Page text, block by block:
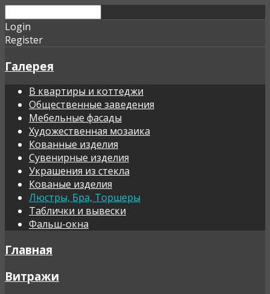
Login
Register
Галерея
В квартиры и коттеджи
Общественные заведения
Мебельные фасады
Художественная мозаика
Кованные изделия
Сувенирные изделия
Украшения из стекла
Кованые изделия
Люстры, Бра, Торшеры
Таблички и вывески
Фальш-окна
Главная
Витражи